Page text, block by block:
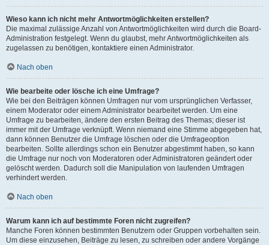
Wieso kann ich nicht mehr Antwortmöglichkeiten erstellen?
Die maximal zulässige Anzahl von Antwortmöglichkeiten wird durch die Board-
Administration festgelegt. Wenn du glaubst, mehr Antwortmöglichkeiten als
zugelassen zu benötigen, kontaktiere einen Administrator.
Nach oben
Wie bearbeite oder lösche ich eine Umfrage?
Wie bei den Beiträgen können Umfragen nur vom ursprünglichen Verfasser,
einem Moderator oder einem Administrator bearbeitet werden. Um eine
Umfrage zu bearbeiten, ändere den ersten Beitrag des Themas; dieser ist
immer mit der Umfrage verknüpft. Wenn niemand eine Stimme abgegeben hat,
dann können Benutzer die Umfrage löschen oder die Umfrageoption
bearbeiten. Sollte allerdings schon ein Benutzer abgestimmt haben, so kann
die Umfrage nur noch von Moderatoren oder Administratoren geändert oder
gelöscht werden. Dadurch soll die Manipulation von laufenden Umfragen
verhindert werden.
Nach oben
Warum kann ich auf bestimmte Foren nicht zugreifen?
Manche Foren können bestimmten Benutzern oder Gruppen vorbehalten sein.
Um diese einzusehen, Beiträge zu lesen, zu schreiben oder andere Vorgänge